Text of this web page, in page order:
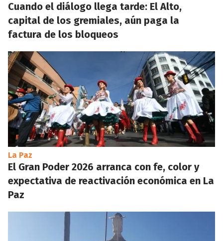
Cuando el diálogo llega tarde: El Alto,
capital de los gremiales, aún paga la
factura de los bloqueos
La Paz
El Gran Poder 2026 arranca con fe, color y
expectativa de reactivación económica en La
Paz